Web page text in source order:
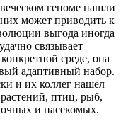
геноме нашли
них может приводить к
выгода иногда
связывает
среде, она
адаптивный набор.
и их коллег нашёл
птиц, рыб,
и насекомых.